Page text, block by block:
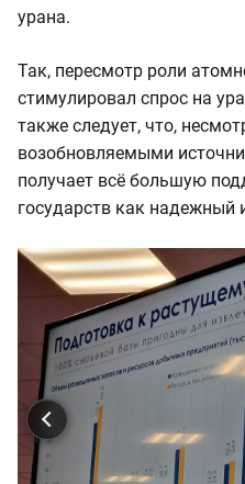
урана.
Так, пересмотр роли
стимулировал спрос на
также следует, что,
возобновляемыми
получает всё большую
государств как надежный